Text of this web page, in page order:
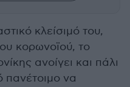
κλείσιμό του,
κορωνοϊού, το
ανοίγει και πάλι
πανέτοιμο να